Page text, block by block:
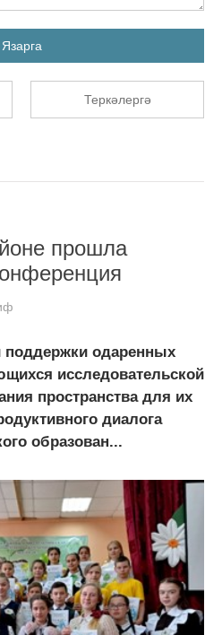
Язарга
Теркәлергә
прошла
одаренных
исследовательской
пространства для их
диалога
образован...